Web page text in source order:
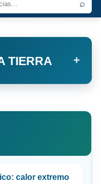
⌕
TIERRA +
calor extremo